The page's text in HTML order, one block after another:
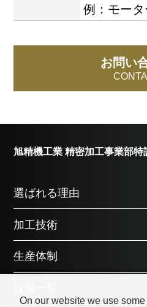
例：モー
お問い
旭精機工業 精密加工事業部特
選ばれる理由
加工技術
生産体制
On our website we use